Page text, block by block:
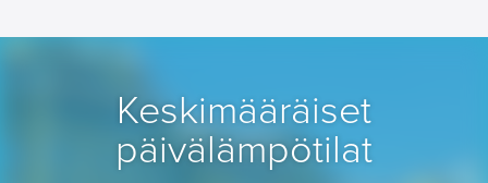
Keskimääräiset
päivälämpötilat